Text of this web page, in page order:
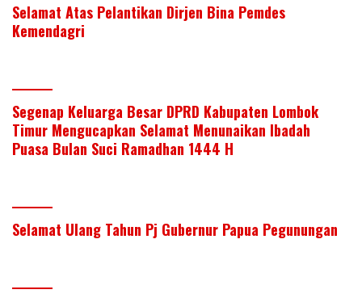
Selamat Atas Pelantikan Dirjen Bina Pemdes
Kemendagri
Segenap Keluarga Besar DPRD Kabupaten Lombok
Timur Mengucapkan Selamat Menunaikan Ibadah
Puasa Bulan Suci Ramadhan 1444 H
Selamat Ulang Tahun Pj Gubernur Papua Pegunungan